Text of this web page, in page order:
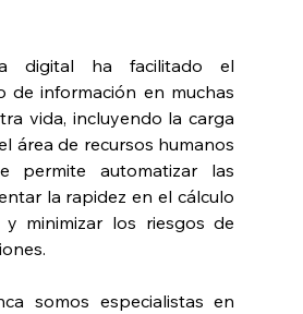
digital ha facilitado el
de información en muchas
vida, incluyendo la carga
área de recursos humanos
permite automatizar las
la rapidez en el cálculo
minimizar los riesgos de
somos especialistas en